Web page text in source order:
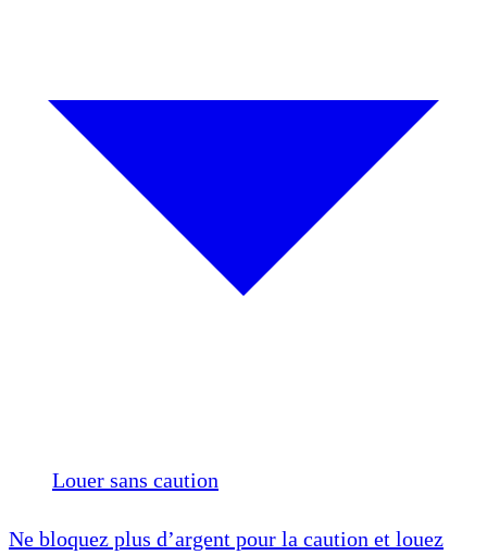
Louer sans caution
Ne bloquez plus d’argent pour la caution et louez